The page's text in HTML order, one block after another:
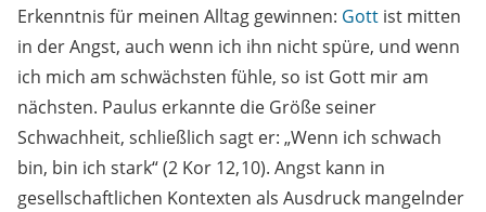
Erkenntnis für meinen Alltag gewinnen: Gott ist mitten
in der Angst, auch wenn ich ihn nicht spüre, und wenn
ich mich am schwächsten fühle, so ist Gott mir am
nächsten. Paulus erkannte die Größe seiner
Schwachheit, schließlich sagt er: „Wenn ich schwach
bin, bin ich stark“ (2 Kor 12, 10). Angst kann in
gesellschaftlichen Kontexten als Ausdruck mangelnder